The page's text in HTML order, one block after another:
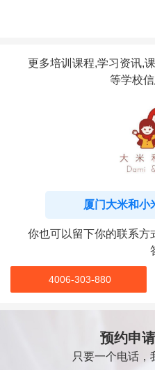
更多培训课程,学习资讯,
等学校
厦门大米和小
你也可以留下你的联系方
4006-303-880
预约申
只要一个电话，